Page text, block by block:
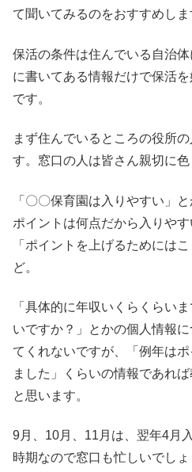
て聞いてみるのをおすすめしま
保活の条件は住んでいる自治
に書いてある情報だけで保活
です。
まず住んでいるところの役所
す。窓口の人は皆さん親切に色
「〇〇保育園は入りやすい」
ポイントは何点だから入りやす
「ポイントを上げるためには
ど。
「具体的に年収いくらくらい
いですか？」とかの個人情報
てくれないですが、「例年は
ました」くらいの情報であれ
と思います。
9月、10月、11月は、翌年4月
時期なので窓口も忙しいでし